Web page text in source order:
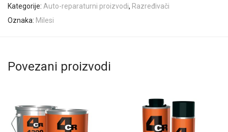
Kategorije: Auto-reparaturni proizvodi, Razređivači
Oznaka: Milesi
Povezani proizvodi